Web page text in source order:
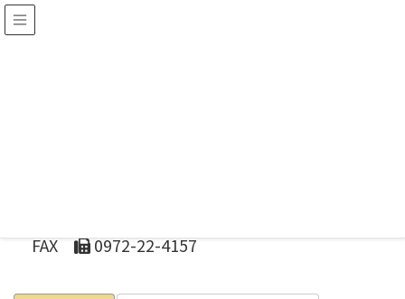
FAX
0972-22-4157